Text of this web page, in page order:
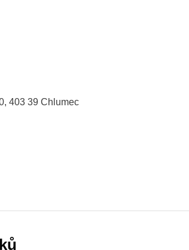
403 39 Chlumec